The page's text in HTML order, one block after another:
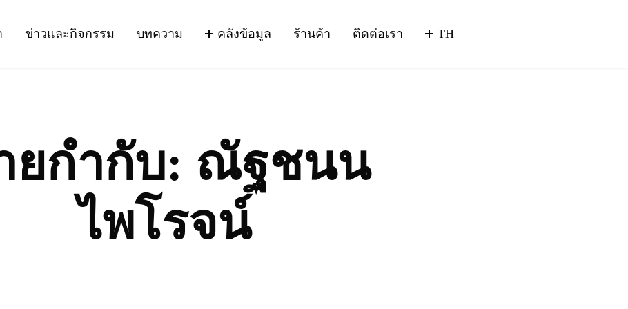
ข่าวและกิจกรรม บทความ คลังข้อมูล ร้านค้า ติดต่อเรา TH
ยกำกับ: ณัฐชนน
ไพโรจน์